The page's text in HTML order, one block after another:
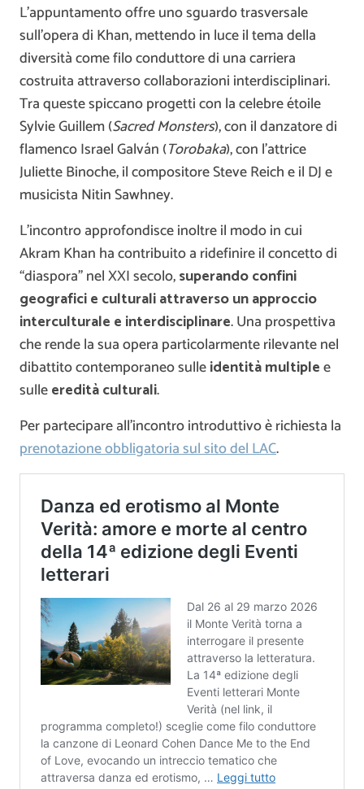
L’appuntamento offre uno sguardo trasversale
sull’opera di Khan, mettendo in luce il tema della
diversità come filo conduttore di una carriera
costruita attraverso collaborazioni interdisciplinari.
Tra queste spiccano progetti con la celebre étoile
Sylvie Guillem(Sacred Monsters), con il danzatore di
flamencoIsrael Galván (Torobaka), con l’attrice
Juliette Binoche, il compositoreSteve Reiche il DJ e
musicista Nitin Sawhney.
L’incontro approfondisce inoltre il modo in cui
Akram Khan ha contribuito a ridefinire il concetto di
“diaspora” nel XXI secolo,superando confini
geografici e culturali attraverso un approccio
interculturale e interdisciplinare. Una prospettiva
che rende la sua opera particolarmente rilevante nel
dibattito contemporaneo sulleidentità multiplee
sulleeredità culturali.
Per partecipare all’incontro introduttivo è richiesta la
prenotazione obbligatoria sul sito del LAC.